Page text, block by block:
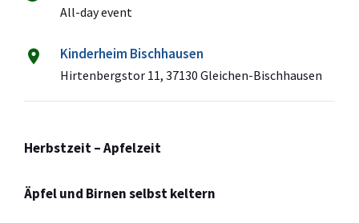
All-day event
Kinderheim Bischhausen
Hirtenbergstor 11, 37130 Gleichen-Bischhausen
Herbstzeit – Apfelzeit
Äpfel und Birnen selbst keltern